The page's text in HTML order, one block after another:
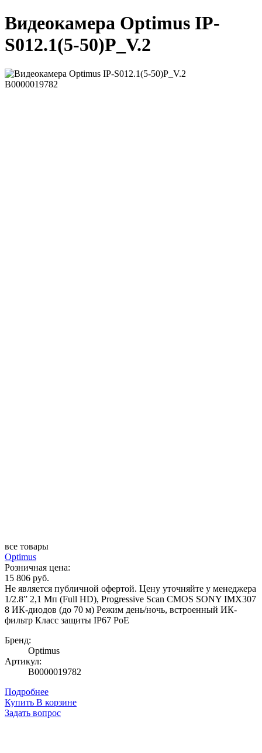
Видеокамера Optimus IP-
S012.1(5-50)P_V.2
В0000019782
все товары
Optimus
Розничная цена:
15 806 руб.
Не является публичной офертой. Цену уточняйте у менеджера
1/2.8” 2,1 Мп (Full HD), Progressive Scan CMOS SONY IMX307
8 ИК-диодов (до 70 м) Режим день/ночь, встроенный ИК-
фильтр Класс защиты IР67 PoE
Бренд:
Optimus
Артикул:
В0000019782
Подробнее
Купить В корзине
Задать вопрос